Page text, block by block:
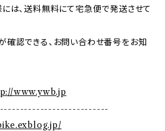
は、送料無料にて宅急便で発送させて
確認できる、お問い合わせ番号をお知
www.ywb.jp